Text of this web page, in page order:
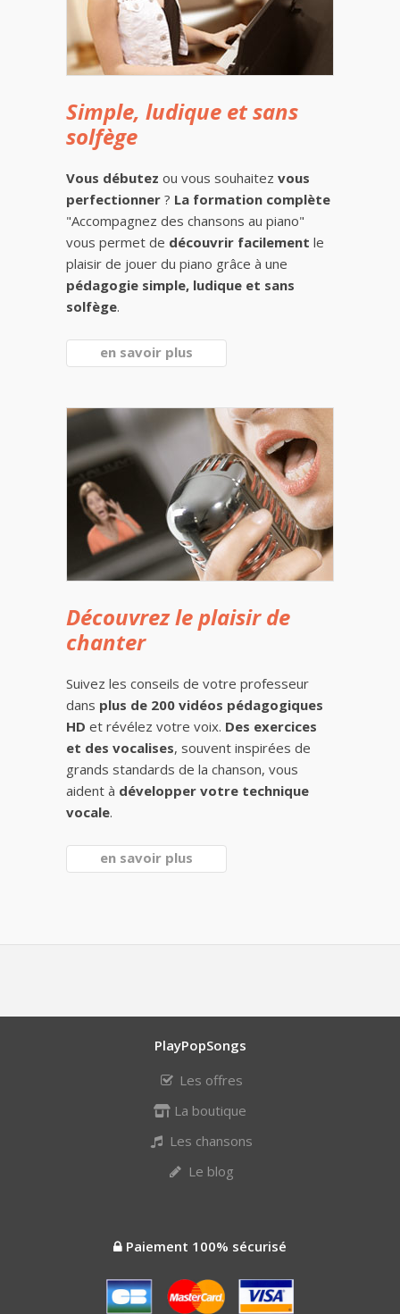
Simple, ludique et sans
solfège
Vous débutez ou vous souhaitez vous
perfectionner ? La formation complète
"Accompagnez des chansons au piano"
vous permet de découvrir facilement le
plaisir de jouer du piano grâce à une
pédagogie simple, ludique et sans
solfège.
en savoir plus
Découvrez le plaisir de
chanter
Suivez les conseils de votre professeur
dans plus de 200 vidéos pédagogiques
HD et révélez votre voix. Des exercices
et des vocalises, souvent inspirées de
grands standards de la chanson, vous
aident à développer votre technique
vocale.
en savoir plus
PlayPopSongs
Les offres
La boutique
Les chansons
Le blog
Paiement 100% sécurisé